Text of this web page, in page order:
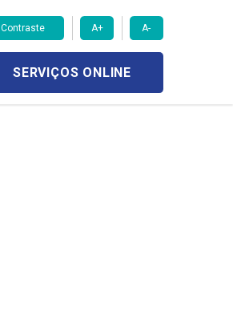
Contraste A+ A-
SERVIÇOS ONLINE